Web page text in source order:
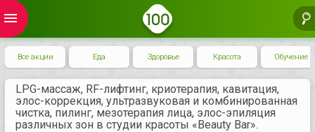
menu
Все акции Еда Здоровье Красота Обучение
LPG-массаж, RF-лифтинг, криотерапия, кавитация,
элос-коррекция, ультразвуковая и комбинированная
чистка, пилинг, мезотерапия лица, элос-эпиляция
различных зон в студии красоты «Beauty Bar».